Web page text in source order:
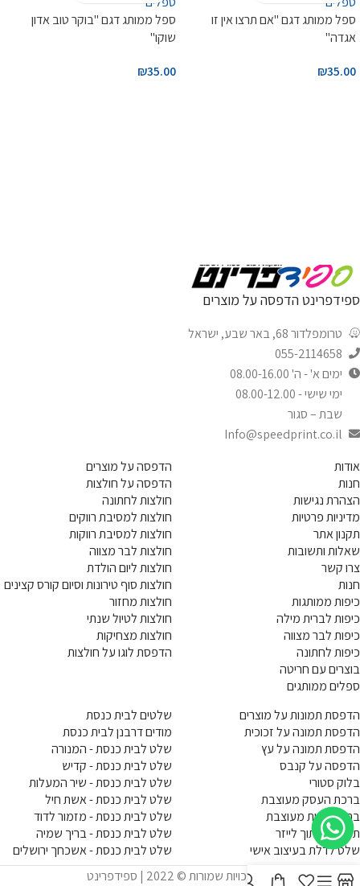
ספל ממותג דגם "אם תרצו אין זו
אגדה"
₪35.00
ספל ממותג דגם "בוקר טוב אדון
שוקו"
₪35.00
ספידפרינט הדפסה על מוצרים
טרומפלדור 68, באר שבע, ישראל
055-2114658
ימים א' - ה' 08.00-16.00
ימי שישי - 08.00-12.00
שבת – סגור
Info@speedprint.co.il
אודות
חנות
הצהרת נגישות
מדיניות פרטיות
תקנון אתר
שאלות ותשובות
צרו קשר
חנות
כיפות ממותגות
כיפות לברית מילה
כיפות לבר מצווה
כיפות לחתונה
בוצרים עם חריטה
ספלים ממותגים
הדפסה על מוצרים
הדפסה על חולצות
חולצות לחתונה
חולצות למסיבת רווקים
חולצות למסיבת רווקות
חולצות לבר מצווה
חולצות ליום הולדת
חולצות סוף טירונות וסיום קורס קצינים
חולצות מחזור
חולצות לטיול שנתי
חולצות מצחיקות
הדפסת לוגו על חולצות
הדפסת תמונות על מוצרים
הדפסת תמונה על זכוכית
הדפסת תמונה על עץ
הדפסה על קנבס
בלוק סטורי
ברכת העסק מעוצבת
ברכת הבית מעוצבת
תמונות חיתוך לייזר
שלט לדלת בעיצוב אישי
שלטים לבית כנסת
מודים דרבנן לבית כנסת
שלט לבית כנסת - המנורה
שלט לבית כנסת - קדיש
שלט לבית כנסת - שיר המעלות
שלט לבית כנסת - אשת חיל
שלט לבית כנסת - מזמור לדוד
שלט לבית כנסת - בריך שמיה
שלט לבית כנסת - אשכחך ירושלים
כל הזכויות שמורות © 2022 | ספידפרינט